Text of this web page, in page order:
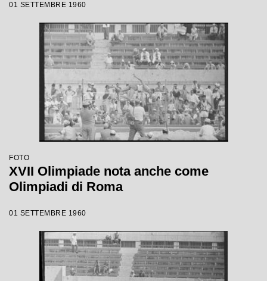
01 SETTEMBRE 1960
FOTO
XVII Olimpiade nota anche come
Olimpiadi di Roma
01 SETTEMBRE 1960